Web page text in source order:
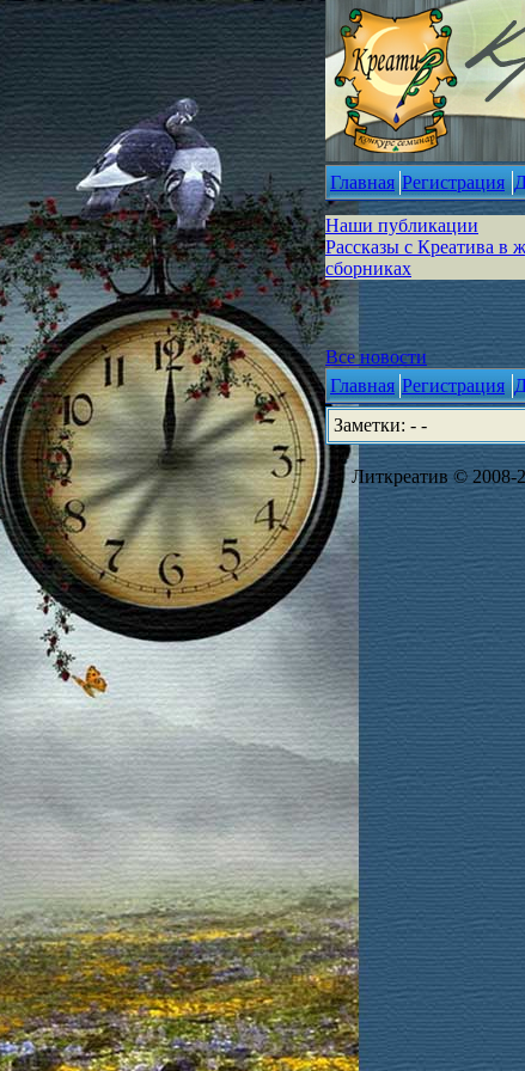
Главная Регистрация
Наши публикации
Рассказы с Креатива в
сборниках
Все новости
Главная Регистрация
Заметки: - -
Литкреатив © 2008-